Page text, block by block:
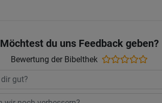
Möchtest du uns Feedback geben?
Bewertung der Bibelthek